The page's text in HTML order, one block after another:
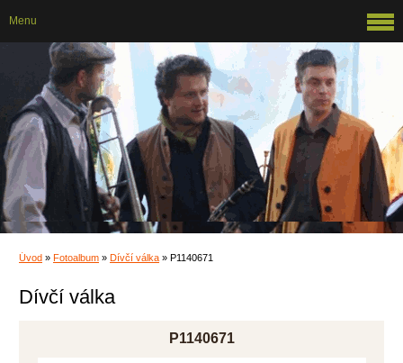
Úvod » Fotoalbum » Dívčí válka » P1140671
Dívčí válka
P1140671
Menu